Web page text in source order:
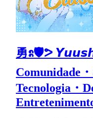
勇ᩡ🛡ᕗ
Comunidade
Tecnologia・